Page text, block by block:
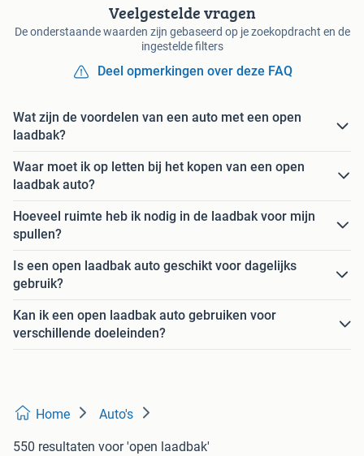
Veelgestelde vragen
De onderstaande waarden zijn gebaseerd op je zoekopdracht en de
ingestelde filters
Deel opmerkingen over deze FAQ
Wat zijn de voordelen van een auto met een open
laadbak?
Waar moet ik op letten bij het kopen van een open
laadbak auto?
Hoeveel ruimte heb ik nodig in de laadbak voor mijn
spullen?
Is een open laadbak auto geschikt voor dagelijks
gebruik?
Kan ik een open laadbak auto gebruiken voor
verschillende doeleinden?
Home Auto's
550 resultaten voor 'open laadbak'